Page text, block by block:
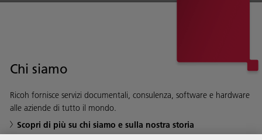
Chi siamo
Ricoh fornisce servizi documentali, consulenza, software e hardware
alle aziende di tutto il mondo.
Scopri di più su chi siamo e sulla nostra storia